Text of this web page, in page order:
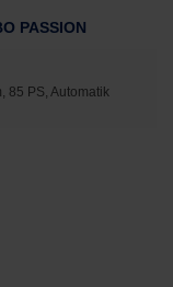
PASSION
85 PS, Automatik